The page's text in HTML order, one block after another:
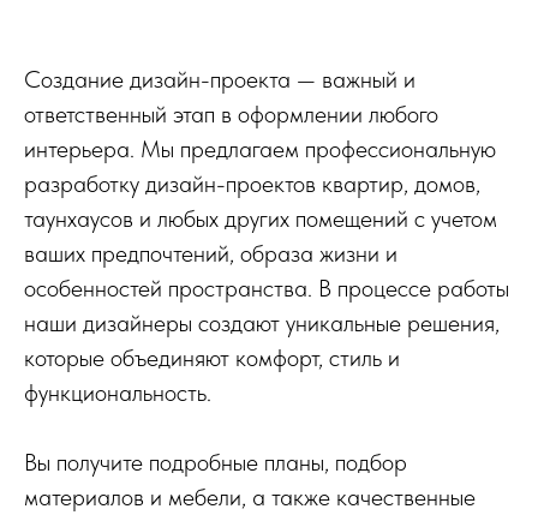
Создание дизайн-проекта — важный и
ответственный этап в оформлении любого
интерьера. Мы предлагаем профессиональную
разработку дизайн-проектов квартир, домов,
таунхаусов и любых других помещений с учетом
ваших предпочтений, образа жизни и
особенностей пространства. В процессе работы
наши дизайнеры создают уникальные решения,
которые объединяют комфорт, стиль и
функциональность.
Вы получите подробные планы, подбор
материалов и мебели, а также качественные